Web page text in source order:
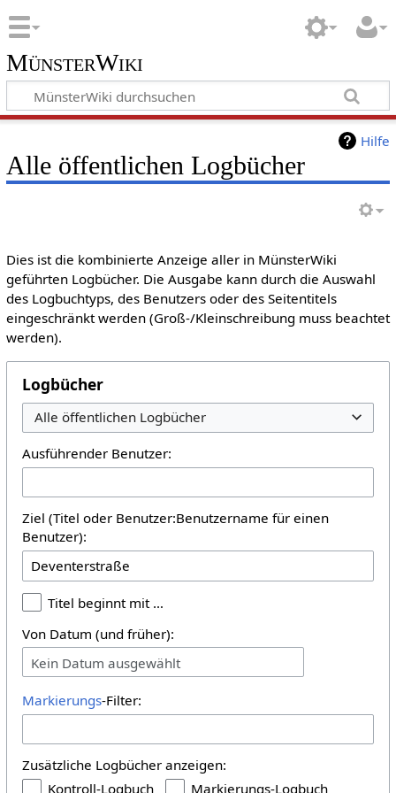
MünsterWiki
Hilfe
Alle öffentlichen Logbücher
Dies ist die kombinierte Anzeige aller in MünsterWiki
geführten Logbücher. Die Ausgabe kann durch die Auswahl
des Logbuchtyps, des Benutzers oder des Seitentitels
eingeschränkt werden (Groß-/Kleinschreibung muss beachtet
werden).
Logbücher
Alle öffentlichen Logbücher
Ausführender Benutzer:
Ziel (Titel oder Benutzer:Benutzername für einen
Benutzer):
Titel beginnt mit …
Von Datum (und früher):
Kein Datum ausgewählt
Markierungs-Filter:
Zusätzliche Logbücher anzeigen:
Kontroll-Logbuch
Markierungs-Logbuch